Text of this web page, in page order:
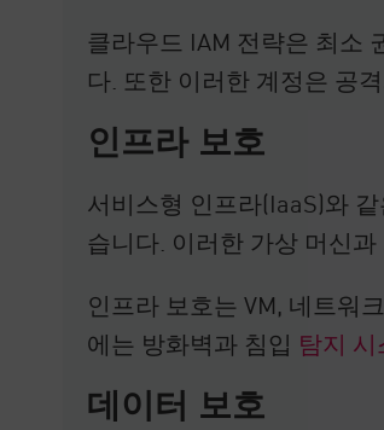
클라우드 IAM 전략은 최소
다. 또한 이러한 계정은 공
인프라 보호
서비스형 인프라(IaaS)와
습니다. 이러한 가상 머신
인프라 보호는 VM, 네트워
에는 방화벽과 침입 탐지 시
데이터 보호